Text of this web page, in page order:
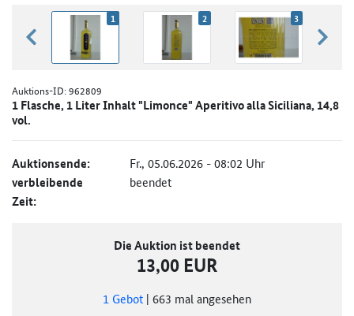
zurück blättern
1 2 3
Auktions-ID:962809
1 Flasche, 1 Liter Inhalt "Limonce" Aperitivo alla Siciliana, 14,8
vol.
Auktionsende: Fr., 05.06.2026 - 08:02 Uhr
verbleibende
Zeit:
beendet
Die Auktion ist beendet
13,00 EUR
1 Gebot | 663 mal angesehen